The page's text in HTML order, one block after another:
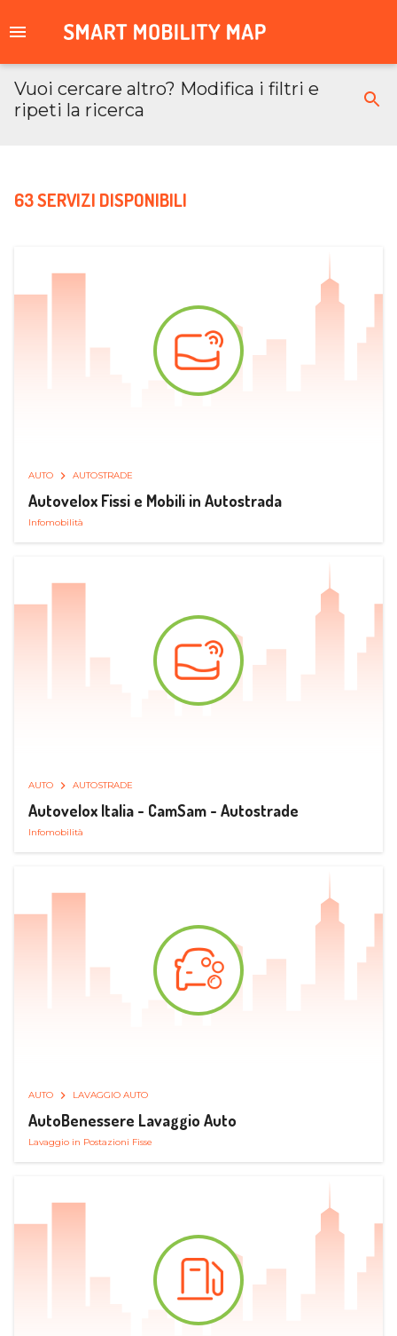
Vuoi cercare altro? Modifica i filtri e
ripeti la ricerca
63 SERVIZI DISPONIBILI
AUTO AUTOSTRADE
Autovelox Fissi e Mobili in Autostrada
Infomobilità
AUTO AUTOSTRADE
Autovelox Italia - CamSam - Autostrade
Infomobilità
AUTO LAVAGGIO AUTO
AutoBenessere Lavaggio Auto
Lavaggio in Postazioni Fisse